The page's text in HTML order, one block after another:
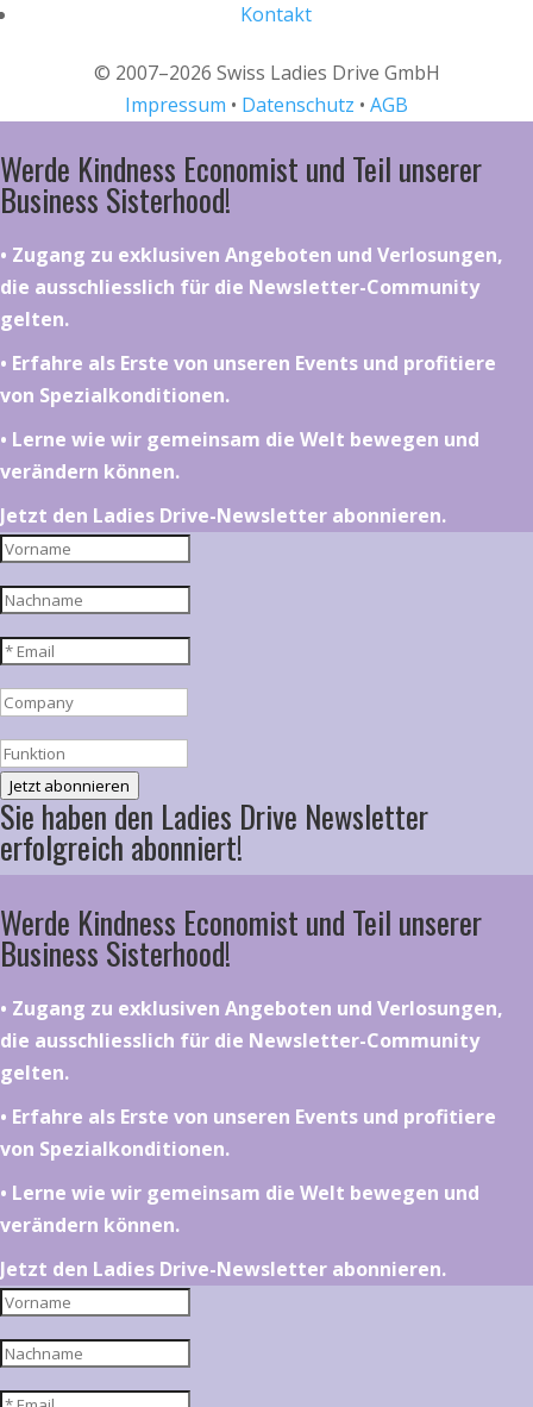
Kontakt
© 2007–2026 Swiss Ladies Drive GmbH
Impressum • Datenschutz • AGB
Werde Kindness Economist und Teil unserer
Business Sisterhood!
•⁠ ⁠⁠Zugang zu exklusiven Angeboten und Verlosungen,
die ausschliesslich für die Newsletter-Community
gelten.
•⁠ ⁠⁠Erfahre als Erste von unseren Events und profitiere
von Spezialkonditionen.
•⁠ ⁠⁠Lerne wie wir gemeinsam die Welt bewegen und
verändern können.
Jetzt den Ladies Drive-Newsletter abonnieren.
Jetzt abonnieren
Sie haben den Ladies Drive Newsletter
erfolgreich abonniert!
Werde Kindness Economist und Teil unserer
Business Sisterhood!
•⁠ ⁠⁠Zugang zu exklusiven Angeboten und Verlosungen,
die ausschliesslich für die Newsletter-Community
gelten.
•⁠ ⁠⁠Erfahre als Erste von unseren Events und profitiere
von Spezialkonditionen.
•⁠ ⁠⁠Lerne wie wir gemeinsam die Welt bewegen und
verändern können.
Jetzt den Ladies Drive-Newsletter abonnieren.